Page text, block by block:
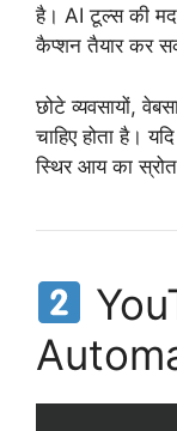
है। AI टूल्स की
कैप्शन तैयार कर
छोटे व्यवसायों,
चाहिए होता है।
स्थिर आय का